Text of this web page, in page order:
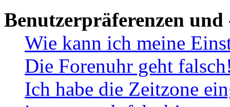
Benutzerpräferenzen und
Wie kann ich meine
Die Forenuhr geht
Ich habe die Zeitzone